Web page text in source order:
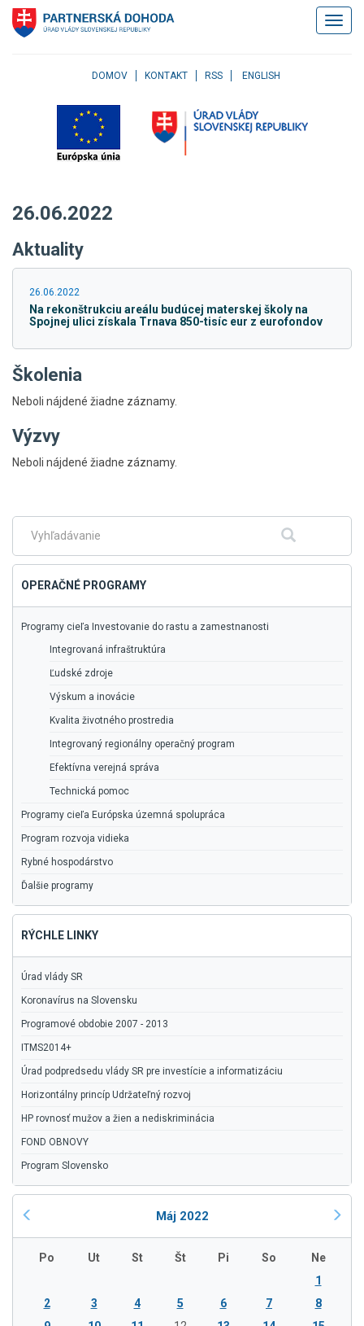
Klávesové
skratky
Skočiť
menu
na
Skočiť
pätičku
stránky
DOMOV KONTAKT RSS ENGLISH
26.06.2022
Aktuality
26.06.2022
Na rekonštrukciu areálu budúcej materskej školy na
Spojnej ulici získala Trnava 850-tisíc eur z eurofondov
Školenia
Neboli nájdené žiadne záznamy.
Výzvy
Neboli nájdené žiadne záznamy.
menu
Fulltextové
Hľadať
OPERAČNÉ PROGRAMY
Programy cieľa Investovanie do rastu a zamestnanosti
Integrovaná infraštruktúra
Ľudské zdroje
Výskum a inovácie
Kvalita životného prostredia
Integrovaný regionálny operačný program
Efektívna verejná správa
Technická pomoc
Programy cieľa Európska územná spolupráca
Program rozvoja vidieka
Rybné hospodárstvo
Ďalšie programy
RÝCHLE LINKY
Úrad vlády SR
Koronavírus na Slovensku
Programové obdobie 2007 - 2013
ITMS2014+
Úrad podpredsedu vlády SR pre investície a informatizáciu
Horizontálny princíp Udržateľný rozvoj
HP rovnosť mužov a žien a nediskriminácia
FOND OBNOVY
Program Slovensko
Máj 2022
Po Ut St Št Pi So
Ne
1
2
3 4 5 6 7
8